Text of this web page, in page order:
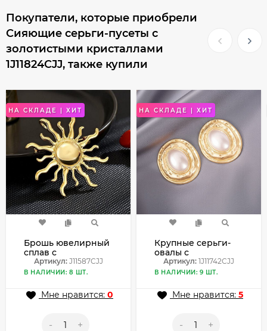
Покупатели, которые приобрели
Сияющие серьги-пусеты с
золотистыми кристаллами
1J11824CJJ, также купили
НА СКЛАДЕ | ХИТ
Брошь ювелирный
сплав с
напылением
золотом солнце
Артикул:J11587CJJ
В НАЛИЧИИ: 8 ШТ.
Мне нравится: 0
- +
НА СКЛАДЕ | ХИТ
Крупные серьги-
овалы с
жемчужной
вставкой 1J11742CJJ
Артикул: 1J11742CJJ
В НАЛИЧИИ: 9 ШТ.
Мне нравится: 5
- +